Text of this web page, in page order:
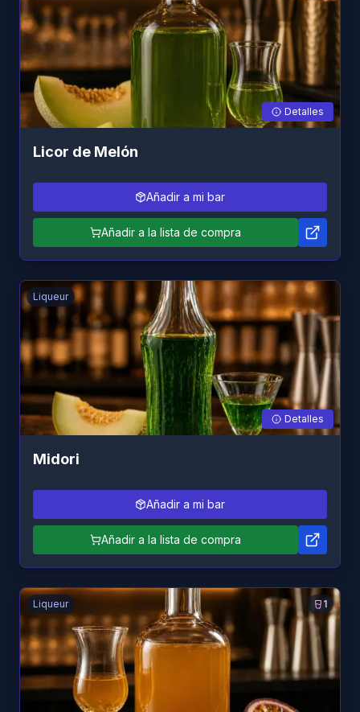
Detalles
Licor de Melón
Añadir a mi bar
Añadir a la lista de compra
Liqueur
Detalles
Midori
Añadir a mi bar
Añadir a la lista de compra
1
Liqueur